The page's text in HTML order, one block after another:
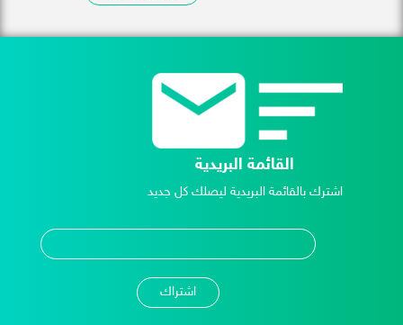
القائمة البريدية
اشترك بالقائمة البريدية ليصلك كل جديد